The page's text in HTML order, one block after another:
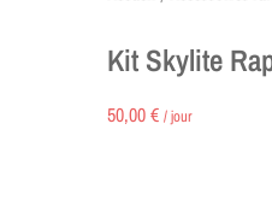
Kit Skylite
50,00€ / jour